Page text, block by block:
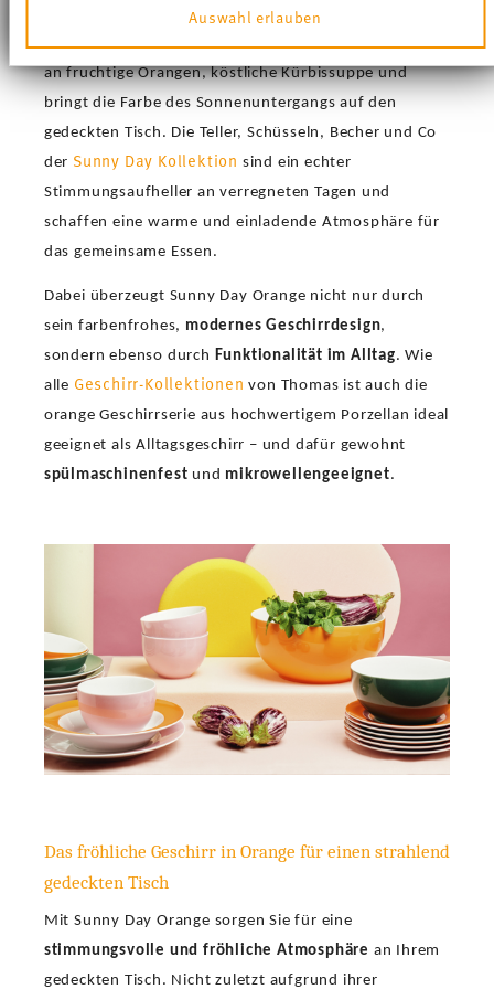
Ihrer Verwendung unserer Website an unsere Partner für
soziale Medien, Werbung und Analysen weiter. Unsere
Partner führen diese Informationen möglicherweise mit
weiteren Daten zusammen, die Sie ihnen bereitgestellt
haben oder die sie im Rahmen Ihrer Nutzung der
Dienste gesammelt haben.
Auswahl erlauben
in ein Gefühl vonWärme und
Lebensfreude.Dabei erinnert das Geschirr in Orange
an fruchtige Orangen, köstliche Kürbissuppe und
bringt die Farbe des Sonnenuntergangs auf den
gedeckten Tisch. Die Teller, Schüsseln, Becher und Co
der Sunny Day Kollektion sind ein echter
Stimmungsaufheller an verregneten Tagen und
schaffen eine warme und einladende Atmosphäre für
das gemeinsame Essen.
Dabei überzeugt Sunny Day Orange nicht nur durch
sein farbenfrohes, modernes Geschirrdesign,
sondern ebenso durch Funktionalität im Alltag. Wie
alle Geschirr-Kollektionen von Thomas ist auch die
orange Geschirrserie aus hochwertigem Porzellan ideal
geeignet als Alltagsgeschirr – und dafür gewohnt
spülmaschinenfest und mikrowellengeeignet.
Das fröhliche Geschirr in Orange für einen strahlend
gedeckten Tisch
Mit Sunny Day Orange sorgen Sie für eine
stimmungsvolle und fröhliche Atmosphäre an Ihrem
gedeckten Tisch. Nicht zuletzt aufgrund ihrer